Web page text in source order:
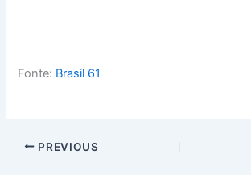
Fonte: Brasil 61
PREVIOUS